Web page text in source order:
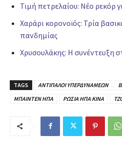
Τιμή πετρελαίου: Νέο ρεκόρ
Χαράρι κορονοϊός: Τρία
πανδημίας
Χρυσουλάκης: Η συνέντευξη
TAGS ΑΝΤΙΠΑΛΟΙ ΥΠΕΡΔΥΝΑΜΕΩΝ
ΜΠΑΙΝΤΕΝ ΗΠΑ
ΡΩΣΙΑ ΗΠΑ ΚΙΝΑ